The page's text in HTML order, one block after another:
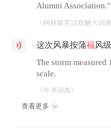
Alumni Association."
《柯林斯英汉双解大词典
这次风暴按蒲福风
The storm measured
scale.
《牛津词典》
查看更多